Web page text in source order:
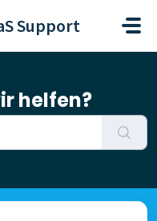
Support
helfen?